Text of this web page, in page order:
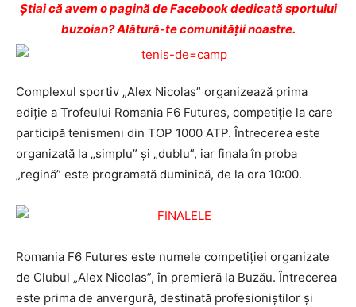
Ştiai că avem o pagină de Facebook dedicată sportului
buzoian? Alătură-te comunității noastre.
Complexul sportiv „Alex Nicolas” organizează prima
ediţie a Trofeului Romania F6 Futures, competiţie la care
participă tenismeni din TOP 1000 ATP. Întrecerea este
organizată la „simplu” şi „dublu”, iar finala în proba
„regină” este programată duminică, de la ora 10:00.
Romania F6 Futures este numele competiţiei organizate
de Clubul „Alex Nicolas”, în premieră la Buzău. Întrecerea
este prima de anvergură, destinată profesioniştilor şi